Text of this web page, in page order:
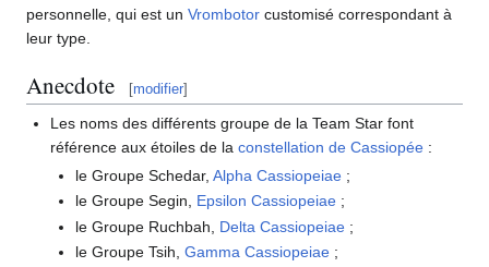
personnelle, qui est un Vrombotor customisé correspondant à
leur type.
Anecdote [modifier]
Les noms des différents groupe de la Team Star font
référence aux étoiles de laconstellation de Cassiopée :
le Groupe Schedar, Alpha Cassiopeiae ;
le Groupe Segin, Epsilon Cassiopeiae ;
le Groupe Ruchbah, Delta Cassiopeiae ;
le Groupe Tsih, Gamma Cassiopeiae ;